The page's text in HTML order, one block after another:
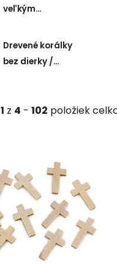
veľkým
Drevené korálky
bez dierky /
1 z 4 - 102 položiek